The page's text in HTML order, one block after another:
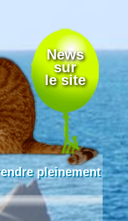
News
sur
le site
pleinement